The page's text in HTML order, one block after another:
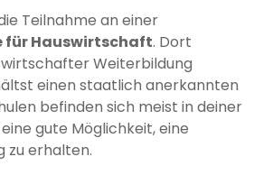
Teilnahme an einer
für Hauswirtschaft. Dort
Weiterbildung
einen staatlich anerkannten
befinden sich meist in deiner
gute Möglichkeit, eine
zu erhalten.